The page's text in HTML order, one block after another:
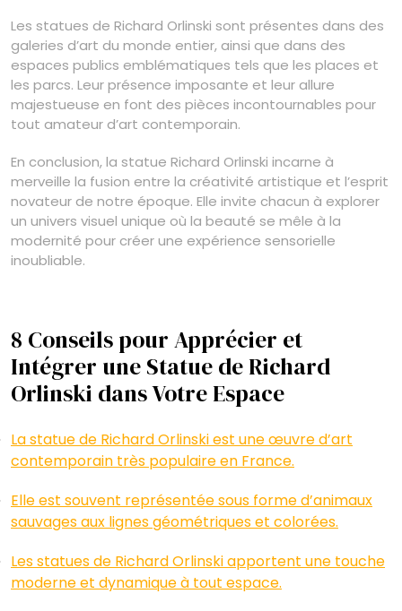
Les statues de Richard Orlinski sont présentes dans des
galeries d’art du monde entier, ainsi que dans des
espaces publics emblématiques tels que les places et
les parcs. Leur présence imposante et leur allure
majestueuse en font des pièces incontournables pour
tout amateur d’art contemporain.
En conclusion, la statue Richard Orlinski incarne à
merveille la fusion entre la créativité artistique et l’esprit
novateur de notre époque. Elle invite chacun à explorer
un univers visuel unique où la beauté se mêle à la
modernité pour créer une expérience sensorielle
inoubliable.
8 Conseils pour Apprécier et
Intégrer une Statue de Richard
Orlinski dans Votre Espace
La statue de Richard Orlinski est une œuvre d’art
contemporain très populaire en France.
Elle est souvent représentée sous forme d’animaux
sauvages aux lignes géométriques et colorées.
Les statues de Richard Orlinski apportent une touche
moderne et dynamique à tout espace.